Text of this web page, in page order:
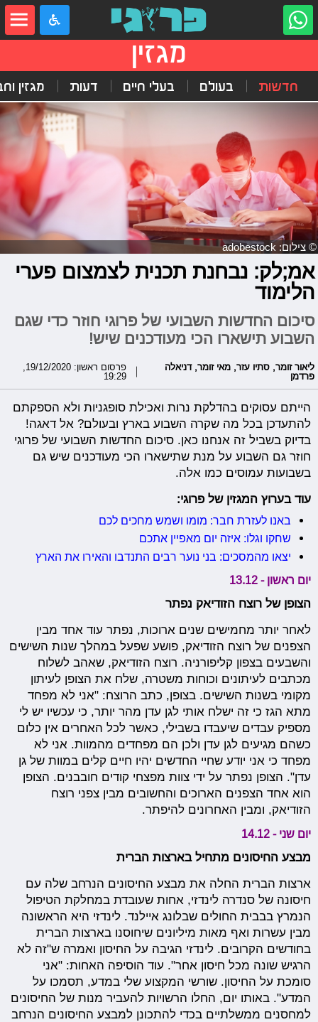
מגזין
חדשות בעולם בעלי חיים דעות מגזין
© צילום: adobestock
אמ;לק: נבחנת תכנית לצמצום פערי
הלימוד
סיכום החדשות השבועי של פרוגי חוזר כדי שגם
השבוע תישארו הכי מעודכנים שיש!
ליאור זומר, סתיו עזר, מאי זומר,דניאלה
פרדמן
פרסום ראשון: 19/12/2020,
19:29
הייתם עסוקים בהדלקת נרות ואכילת סופגניות ולא הספקתם
להתעדכן בכל מה שקרה השבוע בארץ ובעולם? אל דאגה!
בדיוק בשביל זה אנחנו כאן. סיכום החדשות השבועי של פרוגי
חוזר גם השבוע על מנת שתישארו הכי מעודכנים שיש גם
בשבועות עמוסים כמו אלה.
עוד בערוץ המגזין של פרוגי:
באנו לעזרת חבר: מומו ושמש מחכים לכם
שחקו וגלו: איזה יום מאפיין אתכם
יצאו מהמסכים: בני נוער רבים התנדבו והאירו את הארץ
יום ראשון - 13.12
הצופן של רוצח הזודיאק נפתר
לאחר יותר מחמישים שנים ארוכות, נפתר עוד אחד מבין
הצפנים של רוצח הזודיאק, פושע שפעל במהלך שנות השישים
והשבעים בצפון קליפורניה. רוצח הזודיאק, שאהב לשלוח
מכתבים לעיתונים וכוחות משטרה, שלח את הצופן לעיתון
מקומי בשנות השישים. בצופן, כתב הרוצח: "אני לא מפחד
מתא הגז כי זה ישלח אותי לגן עדן מהר יותר, כי עכשיו יש לי
מספיק עבדים שיעבדו בשבילי, כאשר לכל האחרים אין כלום
כשהם מגיעים לגן עדן ולכן הם מפחדים מהמוות. אני לא
מפחד כי אני יודע שחיי החדשים יהיו חיים קלים במוות של גן
עדן". הצופן נפתר על ידי צוות מפצחי קודים חובבנים. הצופן
הוא אחד הצפנים הארוכים והחשובים מבין צפני רוצח
הזודיאק, ומבין האחרונים להיפתר.
יום שני - 14.12
מבצע החיסונים מתחיל בארצות הברית
ארצות הברית החלה את מבצע החיסונים הנרחב שלה עם
חיסונה של סנדרה לינדזי, אחות שעובדת במחלקת הטיפול
הנמרץ בבבית החולים שבלונג איילנד. לינדזי היא הראשונה
מבין עשרות ואף מאות מיליונים שיחוסנו בארצות הברית
בחודשים הקרובים. לינדזי הגיבה על החיסון ואמרה ש"זה לא
הרגיש שונה מכל חיסון אחר". עוד הוסיפה האחות: "אני
סומכת על החיסון. שורשי המקצוע שלי במדע, תסמכו על
המדע". באותו יום, החלו הרשויות להעביר מנות של החיסונים
למחסנים ממשלתיים בכדי להתכונן למבצע החיסונים הנרחב